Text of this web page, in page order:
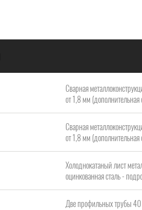
Сварная
от 1,8 мм
Сварная
от 1,8 мм
Холоднокатаный лист
оцинкованная сталь -
Две профильных трубы